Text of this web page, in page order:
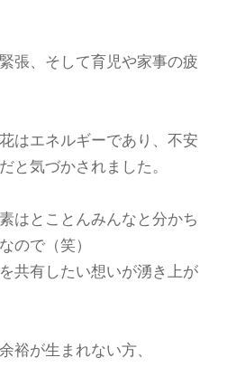
張、そして育児や家事の疲
はエネルギーであり、不安
と気づかされました。
はとことんみんなと分かち
ので（笑）
共有したい想いが湧き上が
裕が生まれない方、